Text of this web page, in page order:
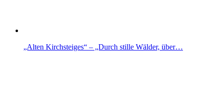
„Alten Kirchsteiges“ – „Durch stille Wälder, über…